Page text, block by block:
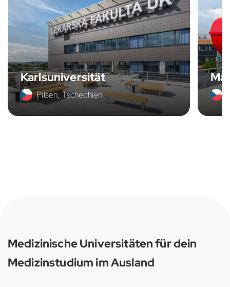
Karlsuniversität
Pilsen, Tschechien
Medizinische Universitäten für dein
Medizinstudium im Ausland